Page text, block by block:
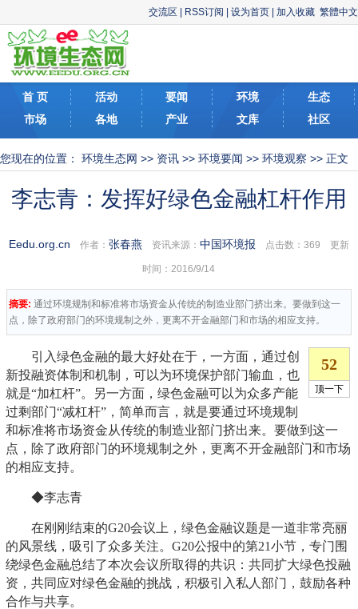
交流区 RSS订阅 设为首页 加入收藏 繁體中文
首 页 活动 要闻 环境
生态
市场
各地 产业 文库 社区
您现在的位置： 环境生态网 >> 资讯 >> 环境要闻 >> 环境观察 >> 正文
李志青：发挥好绿色金融杠杆作用
Eedu.org.cn 作者： 张春燕 资讯来源： 中国环境报 点击数： 369 更新
时间：2016/9/14
摘要: 通过环境规制和标准将市场资金从传统的制造业部门挤出来。要做到这一
点，除了政府部门的环境规制之外，更离不开金融部门和市场的相应支持。
引入绿色金融的最大好处在于，一方面，通过创
新投融资体制和机制，可以为环境保护部门输血，也
就是“加杠杆”。另一方面，绿色金融可以为众多产能
过剩部门“减杠杆”，简单而言，就是要通过环境规制
和标准将市场资金从传统的制造业部门挤出来。要做到这一
点，除了政府部门的环境规制之外，更离不开金融部门和市场
的相应支持。
◆李志青
在刚刚结束的G20会议上，绿色金融议题是一道非常亮丽
的风景线，吸引了众多关注。G20公报中的第21小节，专门围
绕绿色金融总结了本次会议所取得的共识：共同扩大绿色投融
资，共同应对绿色金融的挑战，积极引入私人部门，鼓励各种
合作与共享。